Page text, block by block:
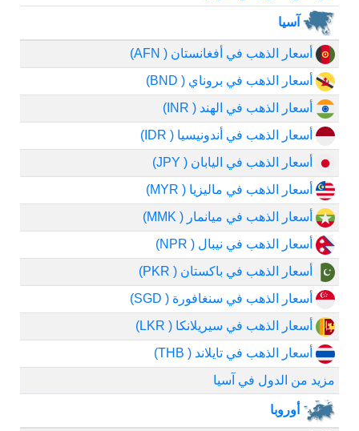
آسيا
أسعار الذهب في أفغانستان ( AFN)
أسعار الذهب في بروناي ( BND)
أسعار الذهب في الهند ( INR)
أسعار الذهب في أندونيسيا ( IDR)
أسعار الذهب في اليابان ( JPY)
أسعار الذهب في ماليزيا ( MYR)
أسعار الذهب في ميانمار ( MMK)
أسعار الذهب في نيبال ( NPR)
أسعار الذهب في باكستان ( PKR)
أسعار الذهب في سنغافورة ( SGD)
أسعار الذهب في سيريلانكا ( LKR)
أسعار الذهب في تايلاند ( THB)
مزيد من الدول في آسيا
أوروبا